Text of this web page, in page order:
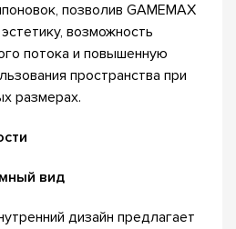
позволив GAMEMAX
возможность
потока и повышенную
пространства при
размерах.
вид
дизайн предлагает